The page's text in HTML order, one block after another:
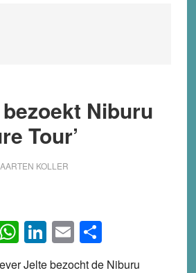
Niburu
Tour’
KOLLER
WhatsApp
LinkedIn
EmailShare
Jelte bezocht de Niburu